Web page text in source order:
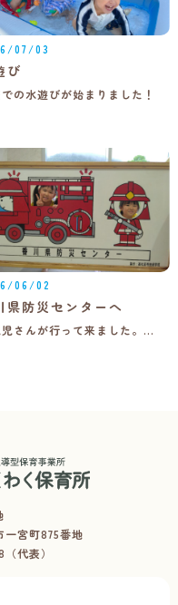
07/03
び
の水遊びが始まりました！
06/02
県防災センターへ
児さんが行って来ました。…
宮町875番地
代表）